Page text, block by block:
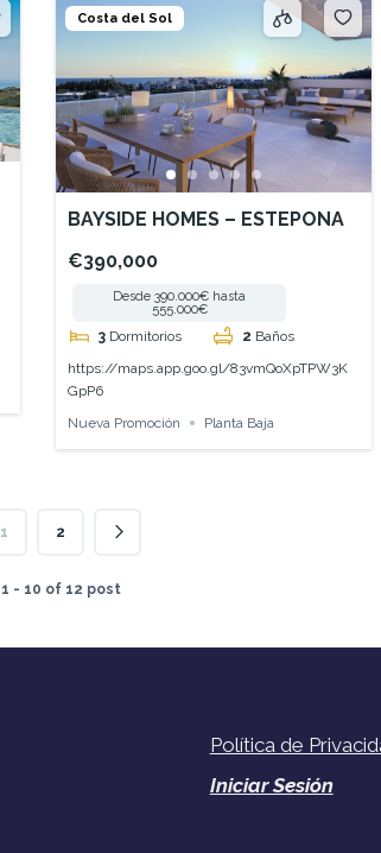
Costa del Sol
BAYSIDE HOMES – ESTEPONA
€390,000
Desde 390.000€ hasta
555.000€
3 Dormitorios 2 Baños
https://maps.app.goo.gl/83vmQoXpTPW3K
GpP6
Nueva Promoción
Planta Baja
1 2
1 - 10 of 12 post
Política de
Iniciar Sesión